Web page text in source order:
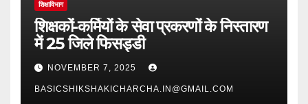
शिक्षाविभाग
शिक्षकों-कर्मियों के सेवा प्रकरणों के निस्तारण
में 25 जिले फिसड्डी
NOVEMBER 7, 2025
BASICSHIKSHAKICHARCHA.IN@GMAIL.COM